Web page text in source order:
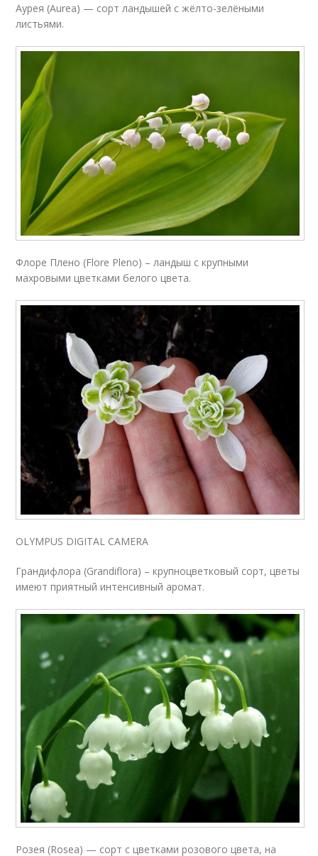
Аурея (Aurea) — сорт ландышей с жёлто-зелёными
листьями.
Флоре Плено (Flore Pleno) – ландыш с крупными
махровыми цветками белого цвета.
OLYMPUS DIGITAL CAMERA
Грандифлора (Grandiflora) – крупноцветковый сорт, цветы
имеют приятный интенсивный аромат.
Розея (Rosea) — сорт с цветками розового цвета, на